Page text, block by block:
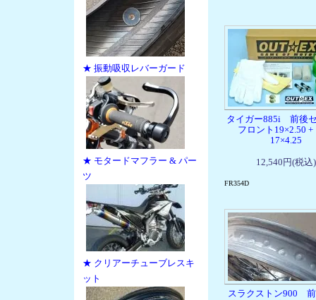
★ 振動吸収レバーガード
★ モタードマフラー & パー
ツ
★ クリアーチューブレスキ
ット
タイガー885i 前後
フロント19×2.50 +
17×4.25
12,540円(税込)
FR354D
スラクストン900